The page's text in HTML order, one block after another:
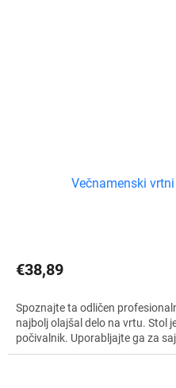
Večnamenski
€38,89
Spoznajte ta odličen
najbolj olajšal delo na vrtu. Stol
počivalnik. Uporabljajte ga za